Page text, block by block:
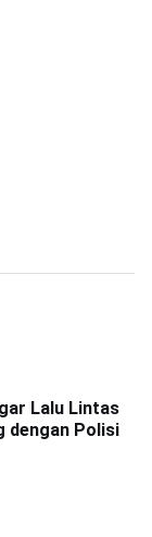
Lalu Lintas
dengan Polisi